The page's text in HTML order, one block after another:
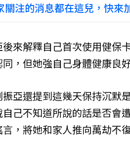
關注的消息都在這兒，快來
後來解釋自己首次使用健保
同，但她強自己身體健康良
振亞還提到這幾天保持沉默
自己不知道所說的話是否會
言，將她和家人推向萬劫不